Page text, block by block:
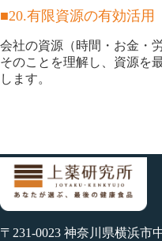
■20.有限資源の有効活用
会社の資源（時間・お金・
そのことを理解し、資源を
します。
〒231-0023 神奈川県横浜市